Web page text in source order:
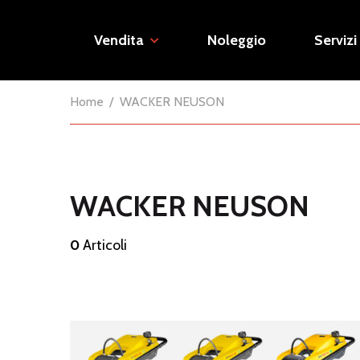
Vendita Noleggio Servizi
Home WACKER NEUSON
WACKER NEUSON
0Articoli